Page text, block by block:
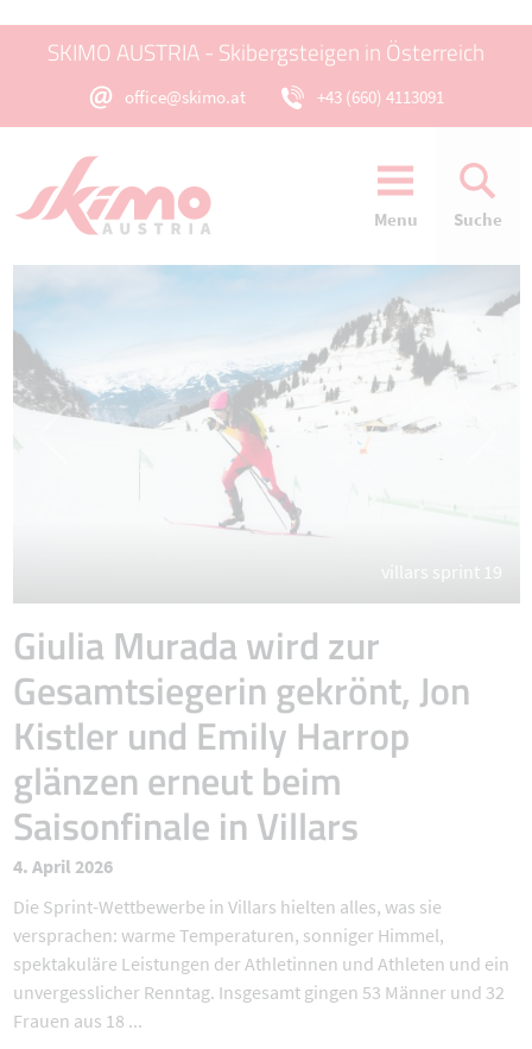
SKIMO AUSTRIA - Skibergsteigen in Österreich
office@skimo.at +43 (660) 4113091
Menu Suche
villars sprint 19
Giulia Murada wird zur
Gesamtsiegerin gekrönt, Jon
Kistler und Emily Harrop
glänzen erneut beim
Saisonfinale in Villars
4. April 2026
Die Sprint-Wettbewerbe in Villars hielten alles, was sie
versprachen: warme Temperaturen, sonniger Himmel,
spektakuläre Leistungen der Athletinnen und Athleten und ein
unvergesslicher Renntag. Insgesamt gingen 53 Männer und 32
Frauen aus 18 ...